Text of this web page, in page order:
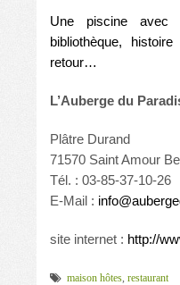
Une piscine avec
bibliothèque,
retour…
L’Auberge du
Plâtre Durand
71570 Saint Amour
Tél. : 03-85-37-10-26
E-Mail :
site internet : http://
maison hôtes restaurant